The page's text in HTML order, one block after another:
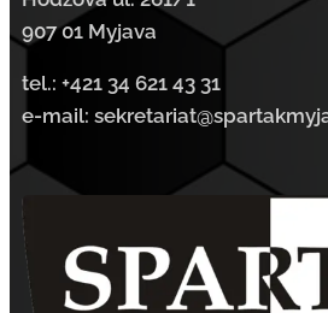
907 01 Myjava
tel.: +421 34 621 43 31
e-mail: